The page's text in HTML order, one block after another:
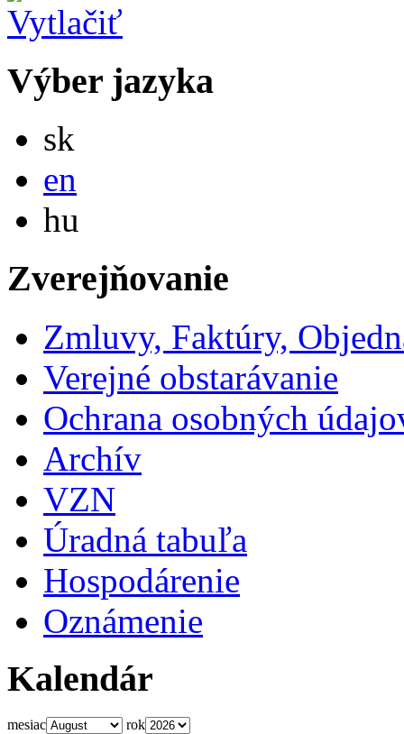
Výber jazyka
sk
en
hu
Zverejňovanie
Zmluvy, Faktúry,
Verejné obstarávanie
Ochrana osobných
Archív
VZN
Úradná tabuľa
Hospodárenie
Oznámenie
Kalendár
mesiac rok